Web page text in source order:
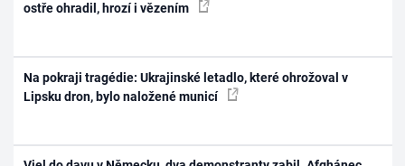
ostře ohradil, hrozí i vězením
Na pokraji tragédie: Ukrajinské letadlo, které ohrožoval v
Lipsku dron, bylo naložené municí